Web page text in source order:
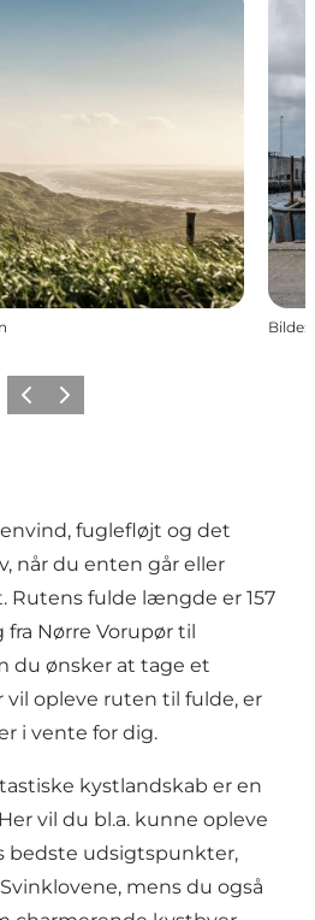
Bilde:
ForrigeNeste
fuglefløjt og det
når du enten går eller
Rutens fulde længde er 157
Nørre Vorupør til
du ønsker at tage et
opleve ruten til fulde, er
i vente for dig.
kystlandskab er en
vil du bl.a. kunne opleve
bedste udsigtspunkter,
Svinklovene, mens du også